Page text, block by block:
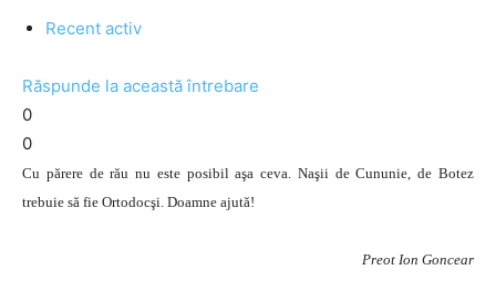
Recent activ
Răspunde la această întrebare
0
0
Cu părere de rău nu este posibil aşa ceva. Naşii de Cununie, de Botez
trebuie să fie Ortodocşi. Doamne ajută!
Preot Ion Goncear